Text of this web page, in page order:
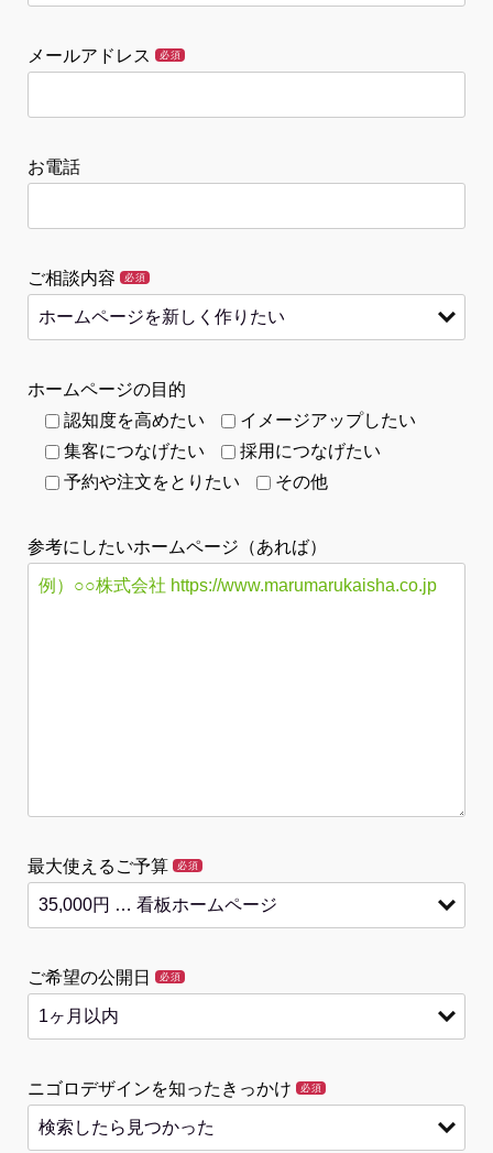
メールアドレス 必須
お電話
ご相談内容 必須
ホームページの目的
認知度を高めたい
イメージアップしたい
集客につなげたい
採用につなげたい
予約や注文をとりたい
その他
参考にしたいホームページ（あれば）
最大使えるご予算 必須
ご希望の公開日 必須
ニゴロデザインを知ったきっかけ 必須